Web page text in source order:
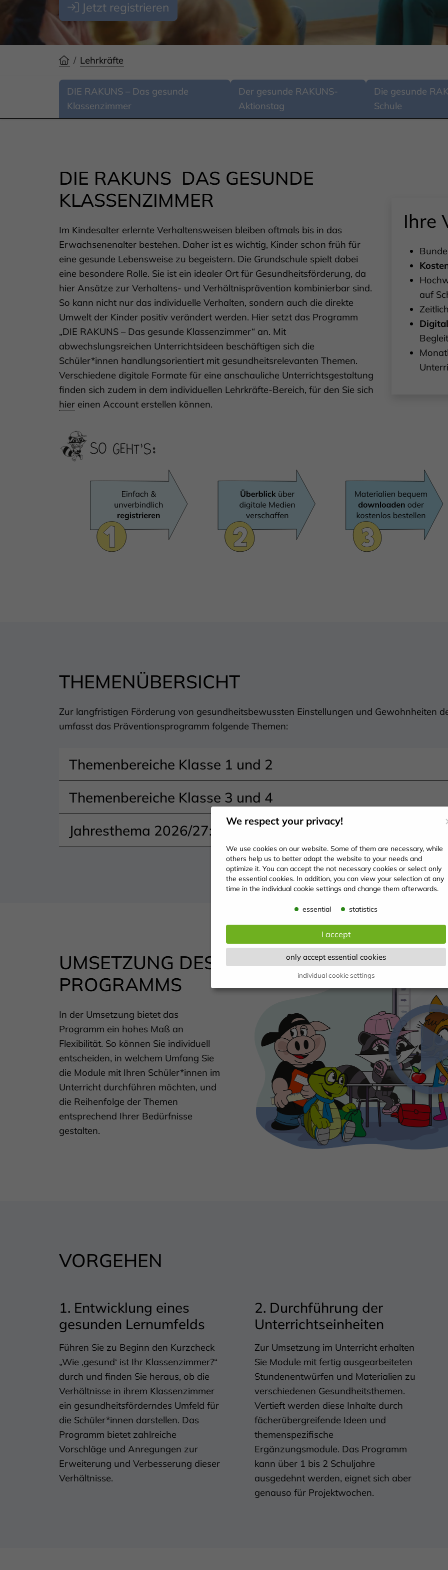
Jetzt registrieren
Lehrkräfte
DIE RAKUNS – Das gesunde
Klassenzimmer
Der gesunde RAKUNS-
Aktionstag
Die gesunde
Schule
DIE RAKUNS  DAS GESUNDE
KLASSENZIMMER
Im Kindesalter erlernte Verhaltensweisen bleiben oftmals bis in das
Erwachsenenalter bestehen. Daher ist es wichtig, Kinder schon früh für
eine gesunde Lebensweise zu begeistern. Die Grundschule spielt dabei
eine besondere Rolle. Sie ist ein idealer Ort für Gesundheitsförderung, da
hier Ansätze zur Verhaltens- und Verhältnisprävention kombinierbar sind.
So kann nicht nur das individuelle Verhalten, sondern auch die direkte
Umwelt der Kinder positiv verändert werden. Hier setzt das Programm
„DIE RAKUNS – Das gesunde Klassenzimmer“ an. Mit
abwechslungsreichen Unterrichtsideen beschäftigen sich die
Schüler*innen handlungsorientiert mit gesundheitsrelevanten Themen.
Verschiedene digitale Formate für eine anschauliche Unterrichtsgestaltung
finden sich zudem in dem individuellen Lehrkräfte-Bereich, für den Sie sich
hier einen Account erstellen können.
Ihre
auf
THEMENÜBERSICHT
Zur langfristigen Förderung von gesundheitsbewussten Einstellungen und Gewohnheiten
umfasst das Präventionsprogramm folgende Themen:
Themenbereiche Klasse 1 und 2
Themenbereiche Klasse 3 und 4
Jahresthema 2026/27: Mentale Gesundheit
UMSETZUNG DES
PROGRAMMS
In der Umsetzung bietet das
Programm ein hohes Maß an
Flexibilität. So können Sie individuell
entscheiden, in welchem Umfang Sie
die Module mit Ihren Schüler*innen im
Unterricht durchführen möchten, und
die Reihenfolge der Themen
entsprechend Ihrer Bedürfnisse
gestalten.
VORGEHEN
1. Entwicklung eines
gesunden Lernumfelds
Führen Sie zu Beginn den Kurzcheck
„Wie ‚gesund‘ ist Ihr Klassenzimmer?“
durch und finden Sie heraus, ob die
Verhältnisse in ihrem Klassenzimmer
ein gesundheitsförderndes Umfeld für
die Schüler*innen darstellen. Das
Programm bietet zahlreiche
Vorschläge und Anregungen zur
Erweiterung und Verbesserung dieser
Verhältnisse.
2. Durchführung der
Unterrichtseinheiten
Zur Umsetzung im Unterricht erhalten
Sie Module mit fertig ausgearbeiteten
Stundenentwürfen und Materialien zu
verschiedenen Gesundheitsthemen.
Vertieft werden diese Inhalte durch
fächerübergreifende Ideen und
themenspezifische
Ergänzungsmodule. Das Programm
kann über 1 bis 2 Schuljahre
ausgedehnt werden, eignet sich aber
genauso für Projektwochen.
We respect your privacy!
We use cookies on our website. Some of them are necessary, while
others help us to better adapt the website to your needs and
optimize it. You can accept the not necessary cookies or select only
the essential cookies. In addition, you can view your selection at any
time in the individual cookie settings and change them afterwards.
essential statistics
I accept
only accept essential cookies
individual cookie settings